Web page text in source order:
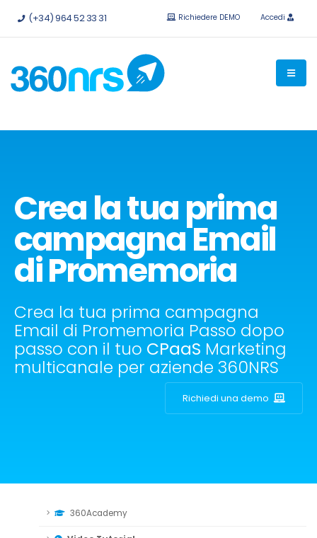
Provalo gratis senza impegno.API e integrazioni disponibili.
(+34) 964 52 33 31 Richiedere DEMO Accedi
Crea la tua prima
campagna Email
di Promemoria
Crea la tua prima campagna
Email di Promemoria Passo dopo
passo con il tuo CPaaS Marketing
multicanale per aziende 360NRS
Richiedi una demo
360Academy